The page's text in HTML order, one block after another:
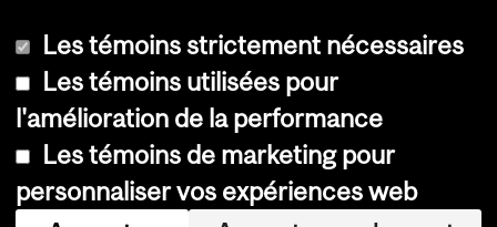
© Université McGill, 2026
Accessibilité
Avis sur les témoins
Les témoins strictement nécessaires
Les témoins utilisées pour
l'amélioration de la performance
Les témoins de marketing pour
personnaliser vos expériences web